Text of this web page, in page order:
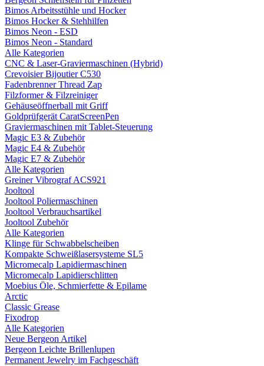
Bimos Arbeitsstühle und Hocker
Bimos Hocker & Stehhilfen
Bimos Neon - ESD
Bimos Neon - Standard
Alle Kategorien
CNC & Laser-Graviermaschinen (Hybrid)
Crevoisier Bijoutier C530
Fadenbrenner Thread Zap
Filzformer & Filzreiniger
Gehäuseöffnerball mit Griff
Goldprüfgerät CaratScreenPen
Graviermaschinen mit Tablet-Steuerung
Magic E3 & Zubehör
Magic E4 & Zubehör
Magic E7 & Zubehör
Alle Kategorien
Greiner Vibrograf ACS921
Jooltool
Jooltool Poliermaschinen
Jooltool Verbrauchsartikel
Jooltool Zubehör
Alle Kategorien
Klinge für Schwabbelscheiben
Kompakte Schweißlasersysteme SL5
Micromecalp Lapidiermaschinen
Micromecalp Lapidierschlitten
Moebius Öle, Schmierfette & Epilame
Arctic
Classic Grease
Fixodrop
Alle Kategorien
Neue Bergeon Artikel
Bergeon Leichte Brillenlupen
Permanent Jewelry im Fachgeschäft